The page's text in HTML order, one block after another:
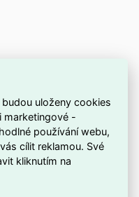
727A3, optika CP
uloženy cookies
marketingové -
používání webu,
cílit reklamou. Své
kliknutím na